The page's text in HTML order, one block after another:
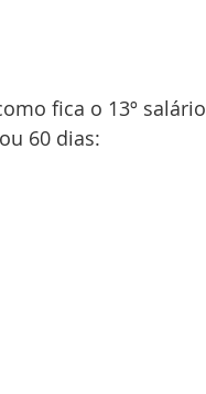
fica o 13º
60 dias: